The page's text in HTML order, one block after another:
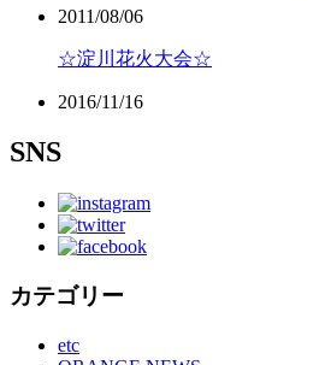
2011/08/06
☆淀川花火大会☆
2016/11/16
SNS
カテゴリー
etc